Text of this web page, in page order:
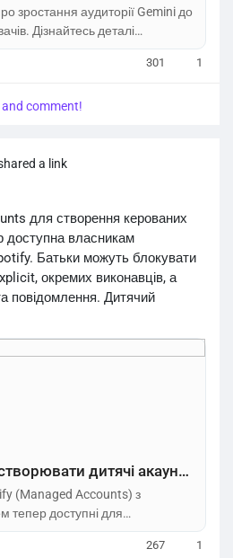
зростання аудиторії Gemini до
Дізнайтесь деталі
квартал.
301 1
and comment!
a link
для створення керованих
доступна власникам
Батьки можуть блокувати
окремих виконавців, а
повідомлення. Дитячий
рекомендацій і не
(наприклад, у Spotify
працює у США, Великій
Spotify дозволив створювати дитячі акаунти у безкоштовній версії: як налаштувати – Channel Tech
(Managed Accounts) з
тепер доступні для
Як створити безпечний
267 1